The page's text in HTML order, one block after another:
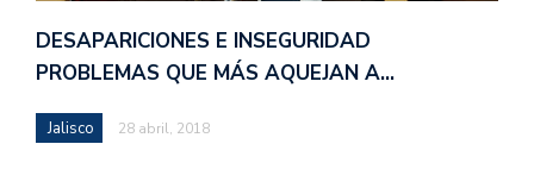
DESAPARICIONES E INSEGURIDAD
PROBLEMAS QUE MÁS AQUEJAN A…
Jalisco 28 abril, 2018